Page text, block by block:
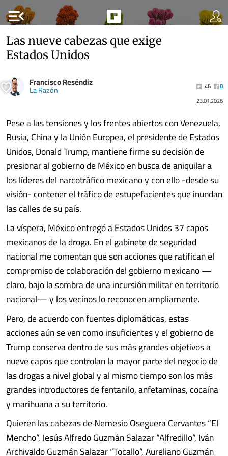
menu_open
Las nueve cabezas que exige
Estados Unidos
Francisco Reséndiz
La Razón 46
0
23.01.2026
Pese a las tensiones y los frentes abiertos con Venezuela,
Rusia, China y la Unión Europea, el presidente de Estados
Unidos, Donald Trump, mantiene firme su decisión de
presionar al gobierno de México en busca de aniquilar a
los líderes del narcotráfico mexicano y con ello -desde su
visión- contener el tráfico de estupefacientes que inundan
las calles de su país.
La víspera, México entregó a Estados Unidos 37 capos
mexicanos de la droga. En el gabinete de seguridad
nacional me comentan que son acciones que ratifican el
compromiso de colaboración del gobierno mexicano —
claro, bajo la sombra de una incursión militar en territorio
nacional— y los vecinos lo reconocen ampliamente.
Pero, de acuerdo con fuentes diplomáticas, estas
acciones aún se ven como insuficientes y el gobierno de
Trump conserva dentro de sus más grandes objetivos a
nueve capos que controlan la mayor parte del negocio de
las drogas a nivel global y al mismo tiempo son los más
grandes introductores de fentanilo, anfetaminas, cocaína
y marihuana a su territorio.
Quieren las cabezas de Nemesio Oseguera Cervantes “El
Mencho”, Jesús Alfredo Guzmán Salazar “Alfredillo”, Iván
Archivaldo Guzmán Salazar “Tocallo”, Aureliano Guzmán